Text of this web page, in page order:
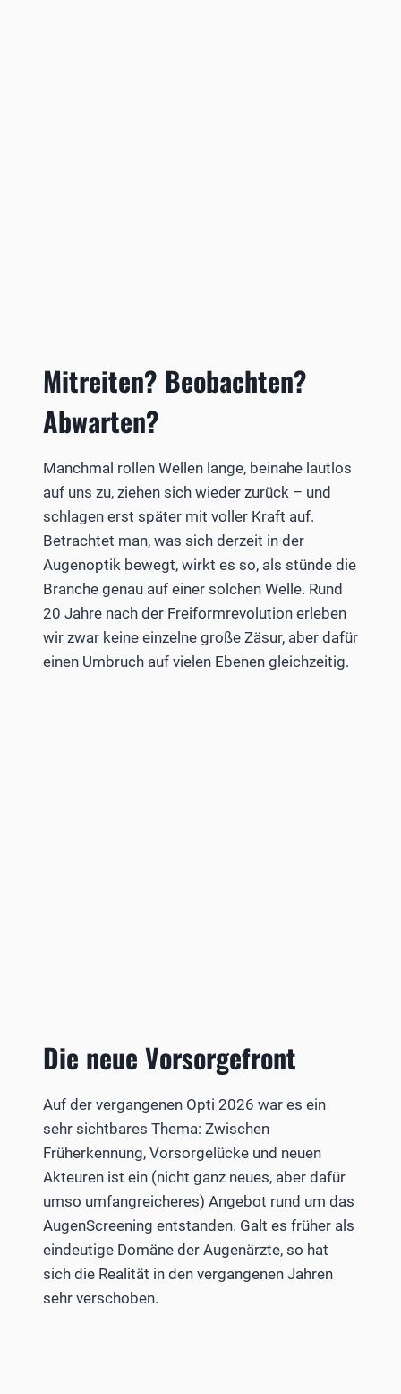
Mitreiten? Beobachten?
Abwarten?
Manchmal rollen Wellen lange, beinahe lautlos
auf uns zu, ziehen sich wieder zurück – und
schlagen erst später mit voller Kraft auf.
Betrachtet man, was sich derzeit in der
Augenoptik bewegt, wirkt es so, als stünde die
Branche genau auf einer solchen Welle. Rund
20 Jahre nach der Freiformrevolution erleben
wir zwar keine einzelne große Zäsur, aber dafür
einen Umbruch auf vielen Ebenen gleichzeitig.
Die neue Vorsorgefront
Auf der vergangenen Opti 2026 war es ein
sehr sichtbares Thema: Zwischen
Früherkennung, Vorsorgelücke und neuen
Akteuren ist ein (nicht ganz neues, aber dafür
umso umfangreicheres) Angebot rund um das
Augen­Screening entstanden. Galt es früher als
eindeutige Domäne der Augenärzte, so hat
sich die Realität in den vergangenen Jahren
sehr verschoben.